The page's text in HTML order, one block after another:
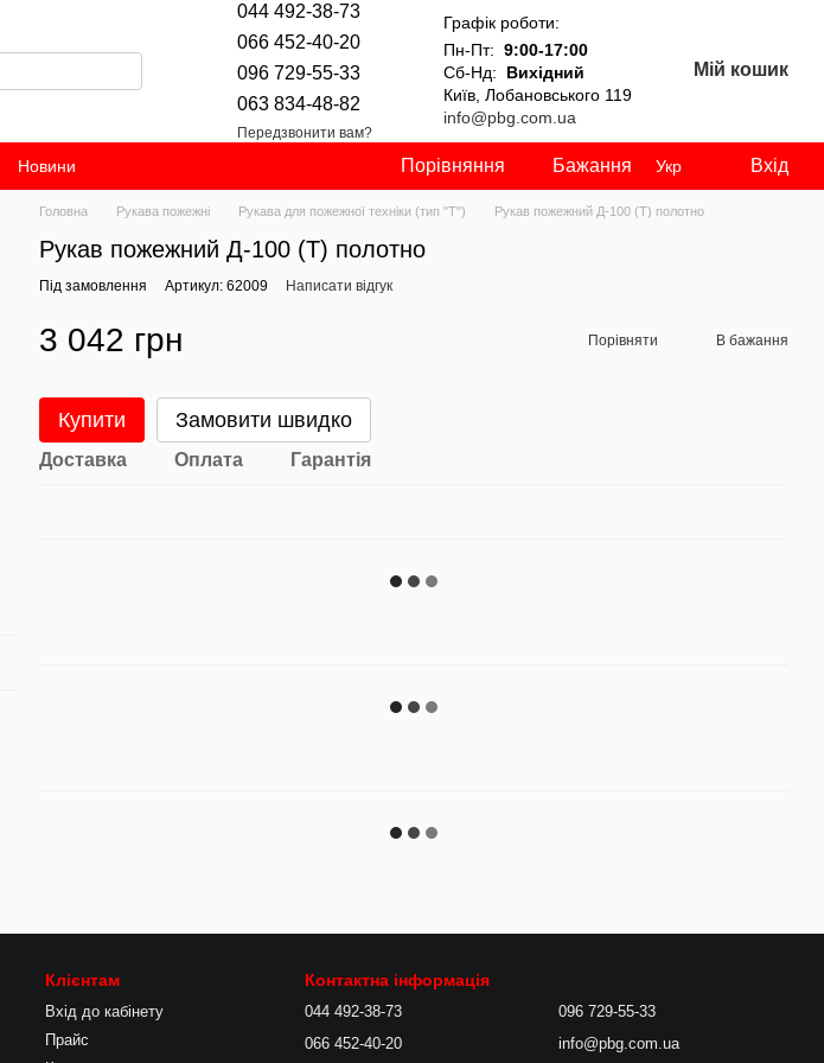
044 492-38-73
066 452-40-20
096 729-55-33
063 834-48-82
Передзвонити вам?
Графік роботи:
Пн-Пт: 9:00-17:00
Сб-Нд: Вихідний
Київ, Лобановського 119
info@pbg.com.ua
Мій кошик
Новини Порівняння Бажання Укр Вхід
Головна Рукава пожежні Рукава для пожежної техніки (тип "Т") Рукав пожежний Д-100 (Т) полотно
Рукав пожежний Д-100 (Т) полотно
Під замовлення Артикул: 62009 Написати відгук
3 042 грн Порівняти В бажання
Купити Замовити швидко
Доставка Оплата Гарантія
Клієнтам
Вхід до кабінету
Прайс
Контактна інформація
044 492-38-73
066 452-40-20
096 729-55-33
info@pbg.com.ua